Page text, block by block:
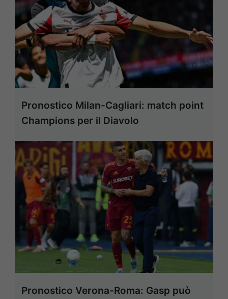
Pronostico Milan-Cagliari: match point
Champions per il Diavolo
Pronostico Verona-Roma: Gasp può